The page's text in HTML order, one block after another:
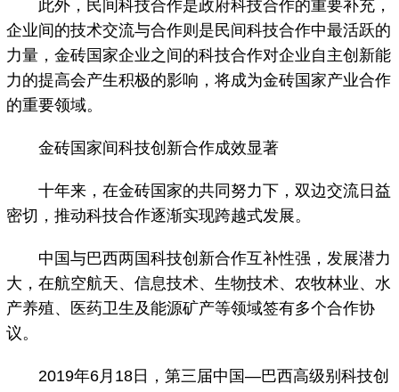
此外，民间科技合作是政府科技合作的重要补充，
企业间的技术交流与合作则是民间科技合作中最活跃的
力量，金砖国家企业之间的科技合作对企业自主创新能
力的提高会产生积极的影响，将成为金砖国家产业合作
的重要领域。
金砖国家间科技创新合作成效显著
十年来，在金砖国家的共同努力下，双边交流日益
密切，推动科技合作逐渐实现跨越式发展。
中国与巴西两国科技创新合作互补性强，发展潜力
大，在航空航天、信息技术、生物技术、农牧林业、水
产养殖、医药卫生及能源矿产等领域签有多个合作协
议。
2019年6月18日，第三届中国—巴西高级别科技创